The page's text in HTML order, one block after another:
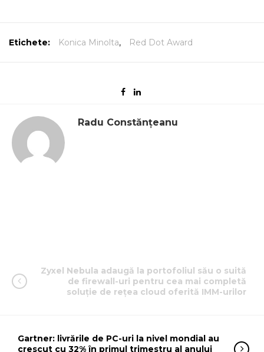
Etichete: Konica Minolta, Red Dot Award
Radu Constănțeanu
Zyxel Nebula adaugă la portofoliul său o suită
de firewall-uri pentru cea mai completă
soluție de rețea cloud oferită IMM-urilor
Gartner: livrările de PC-uri la nivel mondial au
crescut cu 32% în primul trimestru al anului